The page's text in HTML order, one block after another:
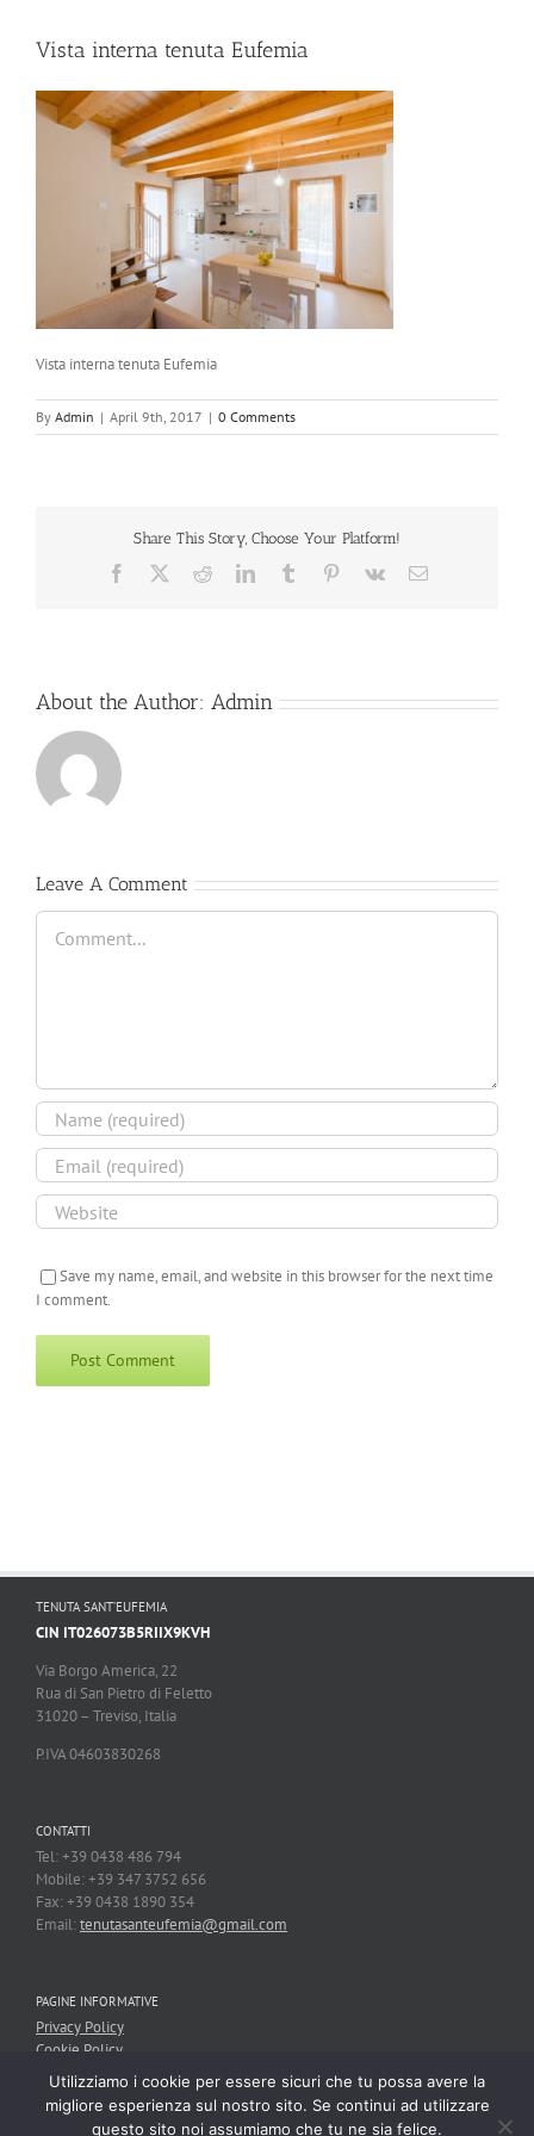
Vista interna tenuta Eufemia
Vista interna tenuta Eufemia
By Admin | April 9th, 2017 | 0 Comments
Share This Story, Choose Your Platform!
Facebook RedditLinkedInTumblr Pinterest
Vk Email
About the Author: Admin
Leave A Comment
Comment
Save my name, email, and website in this browser for the next time
I comment.
TENUTA SANT’EUFEMIA
CIN IT026073B5RIIX9KVH
Via Borgo America, 22
Rua di San Pietro di Feletto
31020 – Treviso, Italia
P.IVA 04603830268
CONTATTI
Tel: +39 0438 486 794
Mobile: +39 347 3752 656
Fax: +39 0438 1890 354
Email:tenutasanteufemia@gmail.com
PAGINE INFORMATIVE
Privacy Policy
Cookie Policy
Utilizziamo i cookie per essere sicuri che tu possa avere la
migliore esperienza sul nostro sito. Se continui ad utilizzare
questo sito noi assumiamo che tu ne sia felice.